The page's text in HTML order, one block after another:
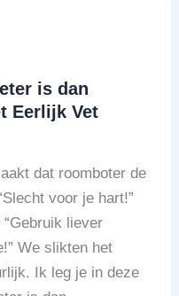
is dan
Eerlijk Vet
dat roomboter de
voor je hart!”
liever
We slikten het
Ik leg je in deze